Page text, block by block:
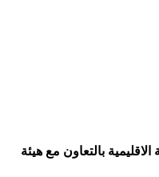
بالتعاون مع هيئة